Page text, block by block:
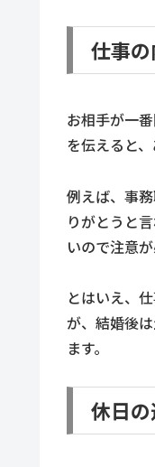
仕事
お相手が一
を伝えると
例えば、事
りがとうと
いので注意
とはいえ、
が、結婚後
ます。
休日